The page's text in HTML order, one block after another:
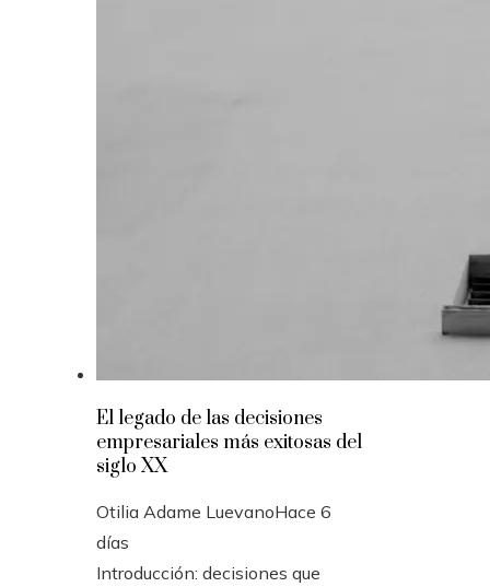
El legado de las decisiones
empresariales más exitosas del
siglo XX
Otilia Adame LuevanoHace 6
días
Introducción: decisiones que